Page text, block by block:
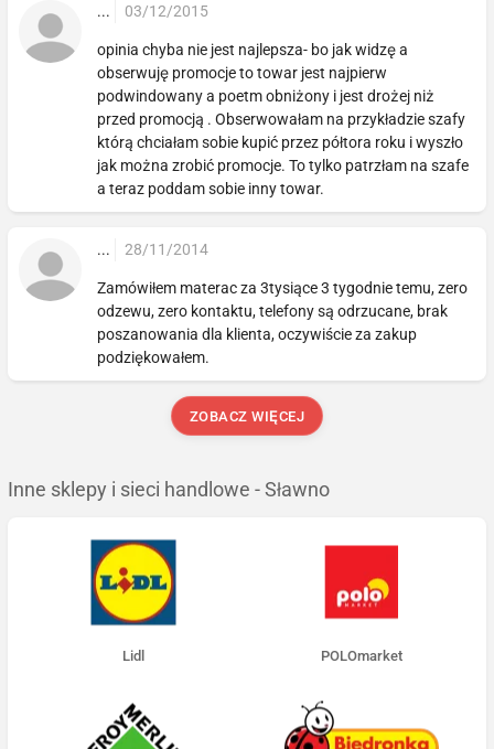
... 03/12/2015
opinia chyba nie jest najlepsza- bo jak widzę a
obserwuję promocje to towar jest najpierw
podwindowany a poetm obniżony i jest drożej niż
przed promocją . Obserwowałam na przykładzie szafy
którą chciałam sobie kupić przez półtora roku i wyszło
jak można zrobić promocje. To tylko patrzłam na szafe
a teraz poddam sobie inny towar.
... 28/11/2014
Zamówiłem materac za 3tysiące 3 tygodnie temu, zero
odzewu, zero kontaktu, telefony są odrzucane, brak
poszanowania dla klienta, oczywiście za zakup
podziękowałem.
ZOBACZ WIĘCEJ
Inne sklepy i sieci handlowe - Sławno
Lidl POLOmarket